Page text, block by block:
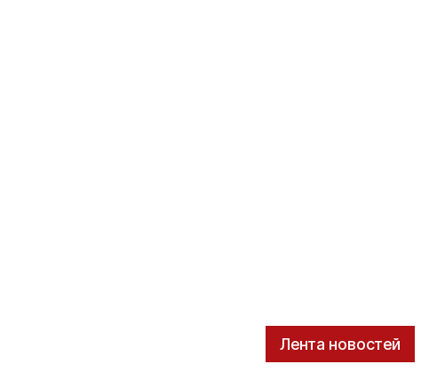
Лента новостей